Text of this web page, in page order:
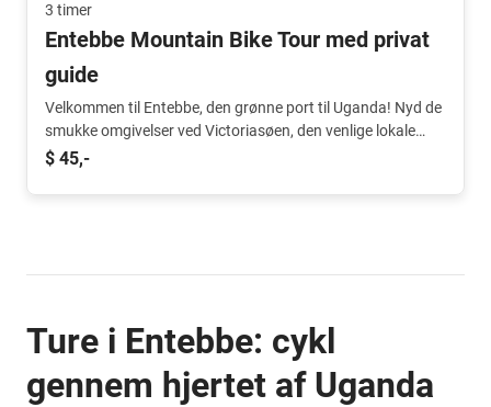
3 timer
Entebbe Mountain Bike Tour med privat
guide
Velkommen til Entebbe, den grønne port til Uganda! Nyd de
smukke omgivelser ved Victoriasøen, den venlige lokale
atmosfære og oplev byen på en aktiv og eventyrlig måde!
$ 45,-
Ture i Entebbe: cykl
gennem hjertet af Uganda